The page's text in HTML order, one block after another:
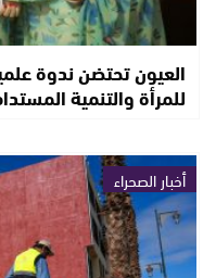
العيون تحتضن ندوة
للمرأة والتنمية
أخبار الصحراء